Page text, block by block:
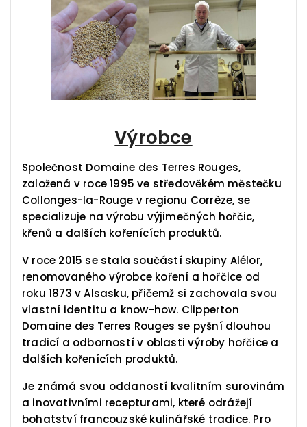
Výrobce
Společnost Domaine des Terres Rouges,
založená v roce 1995 ve středověkém městečku
Collonges-la-Rouge v regionu Corrèze, se
specializuje na výrobu výjimečných hořčic,
křenů a dalších kořenících produktů.
V roce 2015 se stala součástí skupiny Alélor,
renomovaného výrobce koření a hořčice od
roku 1873 v Alsasku, přičemž si zachovala svou
vlastní identitu a know-how. Clipperton
Domaine des Terres Rouges se pyšní dlouhou
tradicí a odborností v oblasti výroby hořčice a
dalších kořenících produktů.
Je známá svou oddaností kvalitním surovinám
a inovativními recepturami, které odrážejí
bohatství francouzské kulinářské tradice. Pro